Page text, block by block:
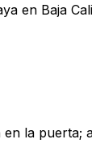
en Baja
la puerta;